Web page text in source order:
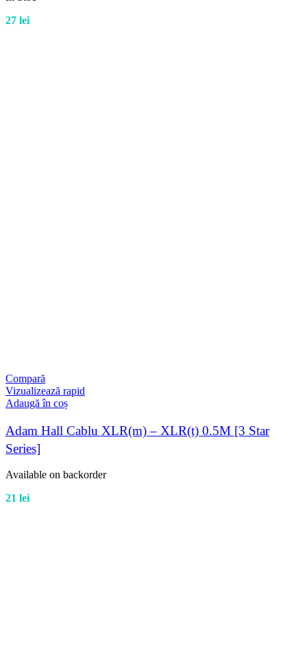
27 lei
Compară
Vizualizează rapid
Adaugă în coș
Adam Hall Cablu XLR(m) – XLR(t) 0.5M [3 Star
Series]
Available on backorder
21 lei